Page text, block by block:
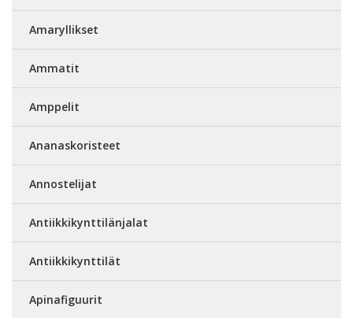
Amaryllikset
Ammatit
Amppelit
Ananaskoristeet
Annostelijat
Antiikkikynttilänjalat
Antiikkikynttilät
Apinafiguurit